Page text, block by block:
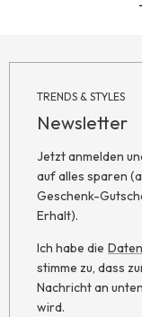
TRENDS & STYLES
Newsletter
Jetzt anmelden
auf alles sparen
Geschenk-
Erhalt).
Ich habe die
stimme zu, dass
Nachricht an
wird.